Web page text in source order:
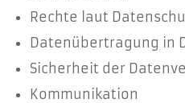
Rechte laut
Datenübertragung in
Sicherheit der
Kommunikation